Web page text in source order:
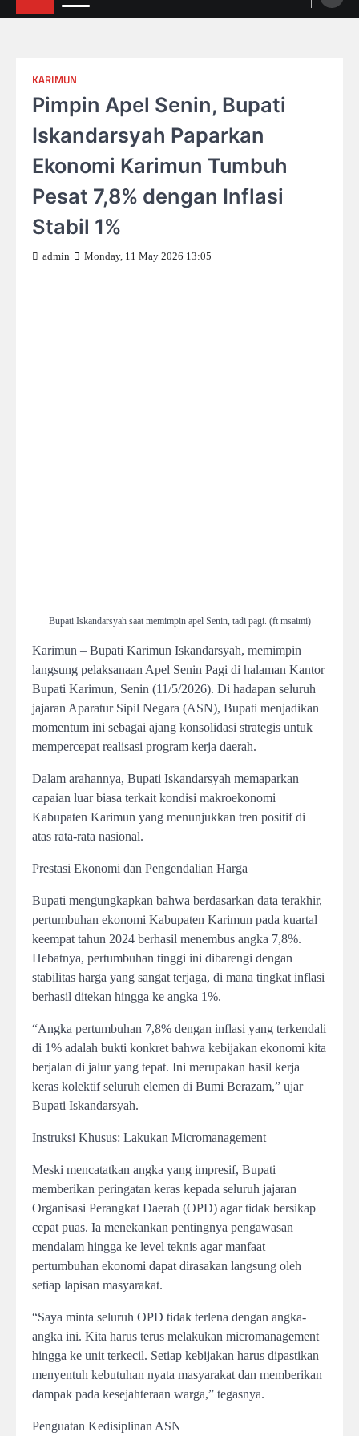
KARIMUN
Pimpin Apel Senin, Bupati
Iskandarsyah Paparkan
Ekonomi Karimun Tumbuh
Pesat 7,8% dengan Inflasi
Stabil 1%
admin Monday, 11 May 2026 13:05
Bupati Iskandarsyah saat memimpin apel Senin, tadi pagi. (ft msaimi)
Karimun – Bupati Karimun Iskandarsyah, memimpin
langsung pelaksanaan Apel Senin Pagi di halaman Kantor
Bupati Karimun, Senin (11/5/2026). Di hadapan seluruh
jajaran Aparatur Sipil Negara (ASN), Bupati menjadikan
momentum ini sebagai ajang konsolidasi strategis untuk
mempercepat realisasi program kerja daerah.
Dalam arahannya, Bupati Iskandarsyah memaparkan
capaian luar biasa terkait kondisi makroekonomi
Kabupaten Karimun yang menunjukkan tren positif di
atas rata-rata nasional.
Prestasi Ekonomi dan Pengendalian Harga
Bupati mengungkapkan bahwa berdasarkan data terakhir,
pertumbuhan ekonomi Kabupaten Karimun pada kuartal
keempat tahun 2024 berhasil menembus angka 7,8%.
Hebatnya, pertumbuhan tinggi ini dibarengi dengan
stabilitas harga yang sangat terjaga, di mana tingkat inflasi
berhasil ditekan hingga ke angka 1%.
“Angka pertumbuhan 7,8% dengan inflasi yang terkendali
di 1% adalah bukti konkret bahwa kebijakan ekonomi kita
berjalan di jalur yang tepat. Ini merupakan hasil kerja
keras kolektif seluruh elemen di Bumi Berazam,” ujar
Bupati Iskandarsyah.
Instruksi Khusus: Lakukan Micromanagement
Meski mencatatkan angka yang impresif, Bupati
memberikan peringatan keras kepada seluruh jajaran
Organisasi Perangkat Daerah (OPD) agar tidak bersikap
cepat puas. Ia menekankan pentingnya pengawasan
mendalam hingga ke level teknis agar manfaat
pertumbuhan ekonomi dapat dirasakan langsung oleh
setiap lapisan masyarakat.
“Saya minta seluruh OPD tidak terlena dengan angka-
angka ini. Kita harus terus melakukan micromanagement
hingga ke unit terkecil. Setiap kebijakan harus dipastikan
menyentuh kebutuhan nyata masyarakat dan memberikan
dampak pada kesejahteraan warga,” tegasnya.
Penguatan Kedisiplinan ASN